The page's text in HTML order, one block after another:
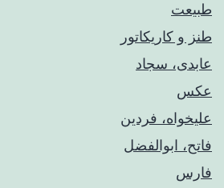
طبیعت
طنز و کاریکاتور
عابدی، سجاد
عکس
علیخواه، فردین
فاتح، ابوالفضل
فارس